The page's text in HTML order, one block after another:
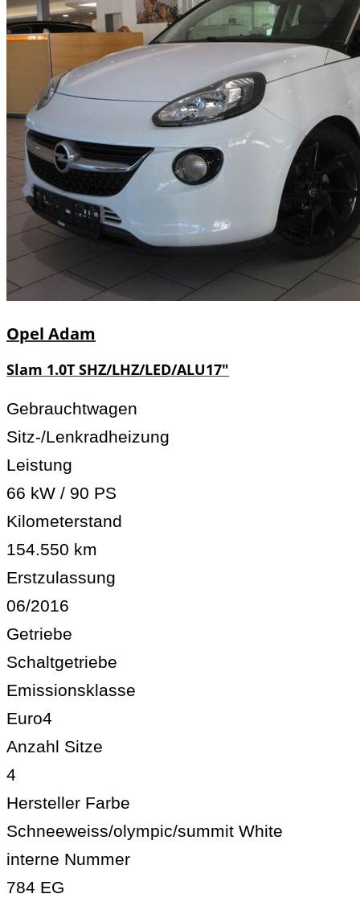
Opel Adam
Slam 1.0T SHZ/LHZ/LED/ALU17"
Gebrauchtwagen
Sitz-/Lenkradheizung
Leistung
66 kW / 90 PS
Kilometerstand
154.550 km
Erstzulassung
06/2016
Getriebe
Schaltgetriebe
Emissionsklasse
Euro4
Anzahl Sitze
4
Hersteller Farbe
Schneeweiss/olympic/summit White
interne Nummer
784 EG